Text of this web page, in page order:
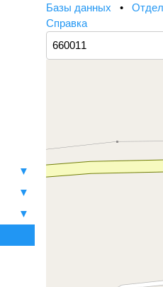
▼
▼
▼
Базы данных •
Справка